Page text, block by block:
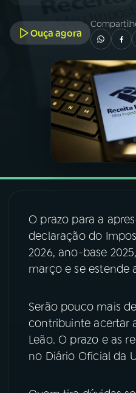
A RÁDIO
PROGRAMAÇÃO
PROGRAMAS
ÚLTIMAS
08FESTIVAL DE MÚSICA
ACOMPANHE A RÁDIO
YouTube
Ouça agora
O prazo para a
declaração do
2026, ano-base
março e se estende
Serão pouco mais
contribuinte acertar
Leão. O prazo e as
no Diário Oficial da